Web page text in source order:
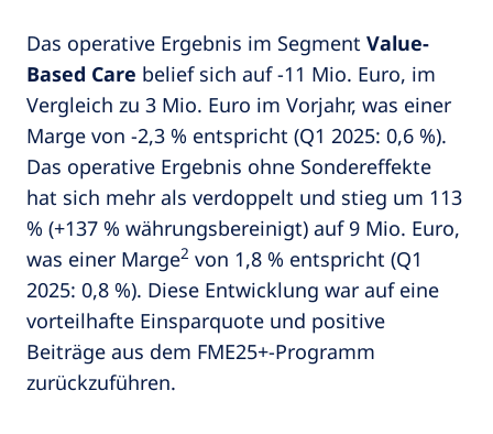
Das operative Ergebnis im Segment Value-
Based Care belief sich auf -11 Mio. Euro, im
Vergleich zu 3 Mio. Euro im Vorjahr, was einer
Marge von -2,3 % entspricht (Q1 2025: 0,6 %).
Das operative Ergebnis ohne Sondereffekte
hat sich mehr als verdoppelt und stieg um 113
% (+137 % währungsbereinigt) auf 9 Mio. Euro,
was einer Marge2 von 1,8 % entspricht (Q1
2025: 0,8 %). Diese Entwicklung war auf eine
vorteilhafte Einsparquote und positive
Beiträge aus dem FME25+-Programm
zurückzuführen.